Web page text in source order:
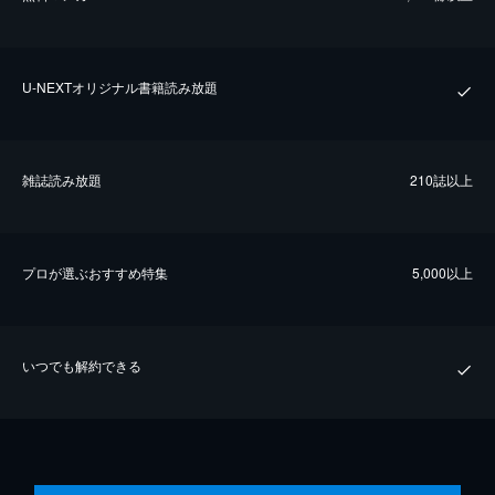
U-NEXTオリジナル書籍読み放題
雑誌読み放題 210誌以上
プロが選ぶおすすめ特集 5,000以上
いつでも解約できる